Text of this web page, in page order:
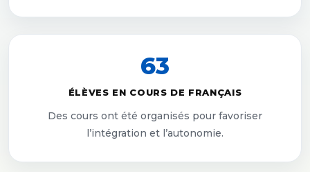
63
ÉLÈVES EN COURS DE FRANÇAIS
Des cours ont été organisés pour favoriser
l’intégration et l’autonomie.